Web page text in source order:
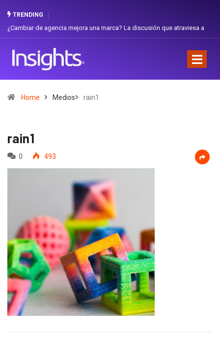
TRENDING
¿Cambiar de agencia mejora una marca? La discusión que atraviesa a
Home Medios rain1
rain1
0 493